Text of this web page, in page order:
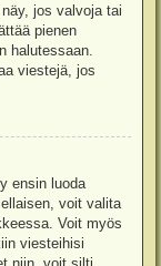
jos valvoja tai
pienen
halutessaan.
viestejä, jos
ensin luoda
voit valita
Voit myös
viesteihisi